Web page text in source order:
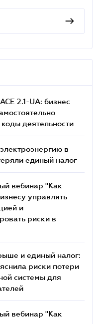
2.1-UA: бизнес
деятельности
в
единый налог
вебинар "Как
управлять
и
риски в
и единый налог:
риски потери
системы для
вебинар "Как